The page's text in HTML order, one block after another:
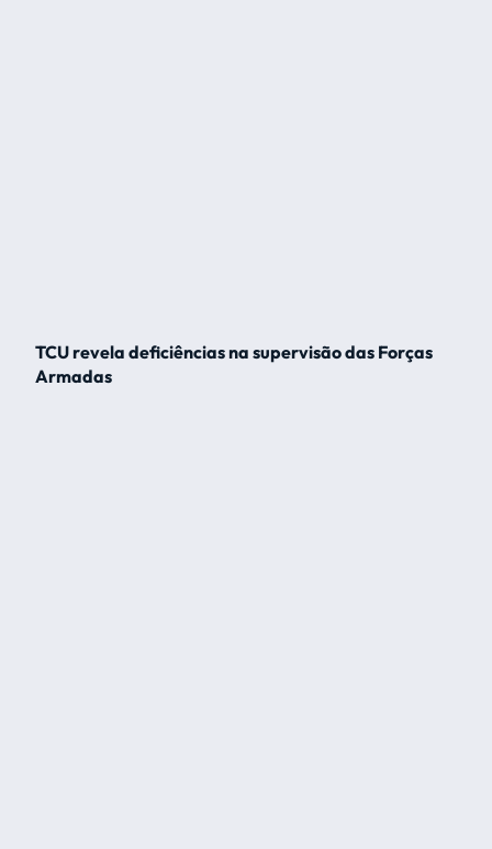
TCU revela deficiências na supervisão das Forças
Armadas